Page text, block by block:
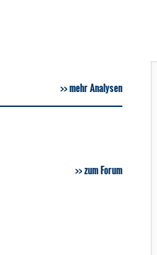
mehr Analysen
zum Forum